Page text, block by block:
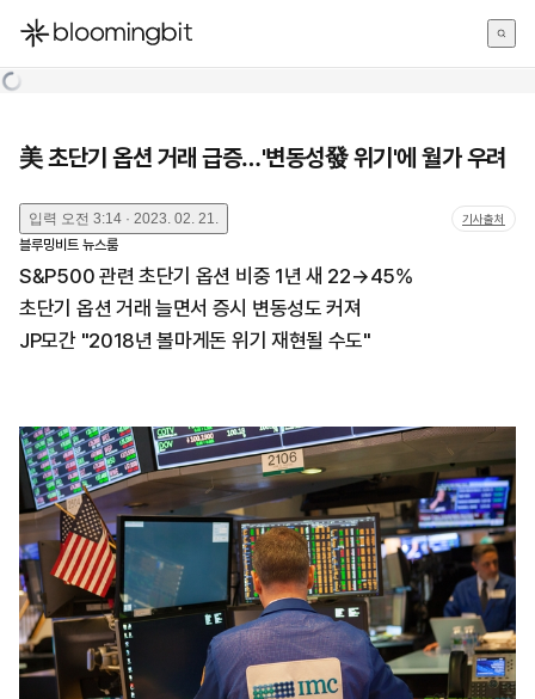
한국어
美 초단기 옵션 거래 급증…'변동성發 위기'에 월가 우려
입력 오전 3:14 · 2023. 02. 21. 기사출처
블루밍비트 뉴스룸
S&P500 관련 초단기 옵션 비중 1년 새 22→45%
초단기 옵션 거래 늘면서 증시 변동성도 커져
JP모간 "2018년 볼마게돈 위기 재현될 수도"